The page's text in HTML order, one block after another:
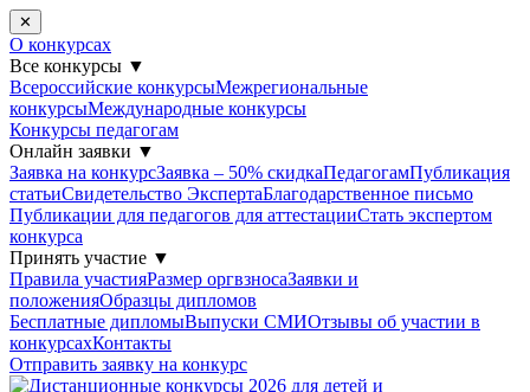
✕
О конкурсах
Все конкурсы ▼
Всероссийские конкурсыМежрегиональные
конкурсыМеждународные конкурсы
Конкурсы педагогам
Онлайн заявки ▼
Заявка на конкурсЗаявка – 50% скидкаПедагогамПубликация
статьиСвидетельство ЭкспертаБлагодарcтвенное письмо
Публикации для педагогов для аттестацииСтать экспертом
конкурса
Принять участие ▼
Правила участияРазмер оргвзносаЗаявки и
положенияОбразцы дипломов
Бесплатные дипломыВыпуски СМИОтзывы об участии в
конкурсахКонтакты
Отправить заявку на конкурс